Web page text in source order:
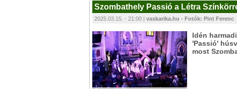
Szombathely Passió a Létra
2025.03.15. - 21:00 | vaskarika.hu - Fotók: Pint Ferenc
Idén
'Passió'
most